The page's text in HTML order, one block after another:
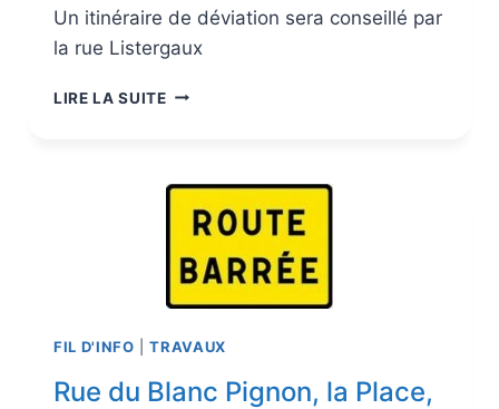
Un itinéraire de déviation sera conseillé par
la rue Listergaux
LIRE LA SUITE
FIL D'INFO |TRAVAUX
Rue du Blanc Pignon, la Place,